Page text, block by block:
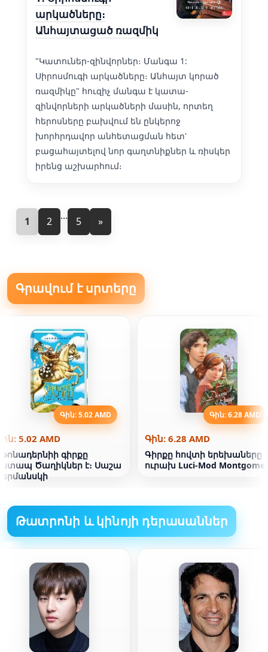
արկածները։
Անհայտացած ռազմիկ
"Կատուներ-զինվորներ։ Մանգա 1:
Սիրոսմուգի արկածները։ Անհայտ կորած
ռազմիկը" հուզիչ մանգա է կատա-
զինվորների արկածների մասին, որտեղ
հերոսները բախվում են ընկերոջ
խորհրդավոր անհետացման հետ'
բացահայտելով նոր գաղտնիքներ և ռիսկեր
իրենց աշխարհում։
1 2 ... 5 »
Գրավում է սրտերը
Գին: 5.02 AMD
5.02 AMD
գիրքը
Ծաղիկներ է։ Սաշա
Գին: 6.28 AMD
Գին: 6.28 AMD
Գիրքը հովտի երեխաները
ուրախ Luci-Mod
Թատրոնի և կինոյի դերասաններ